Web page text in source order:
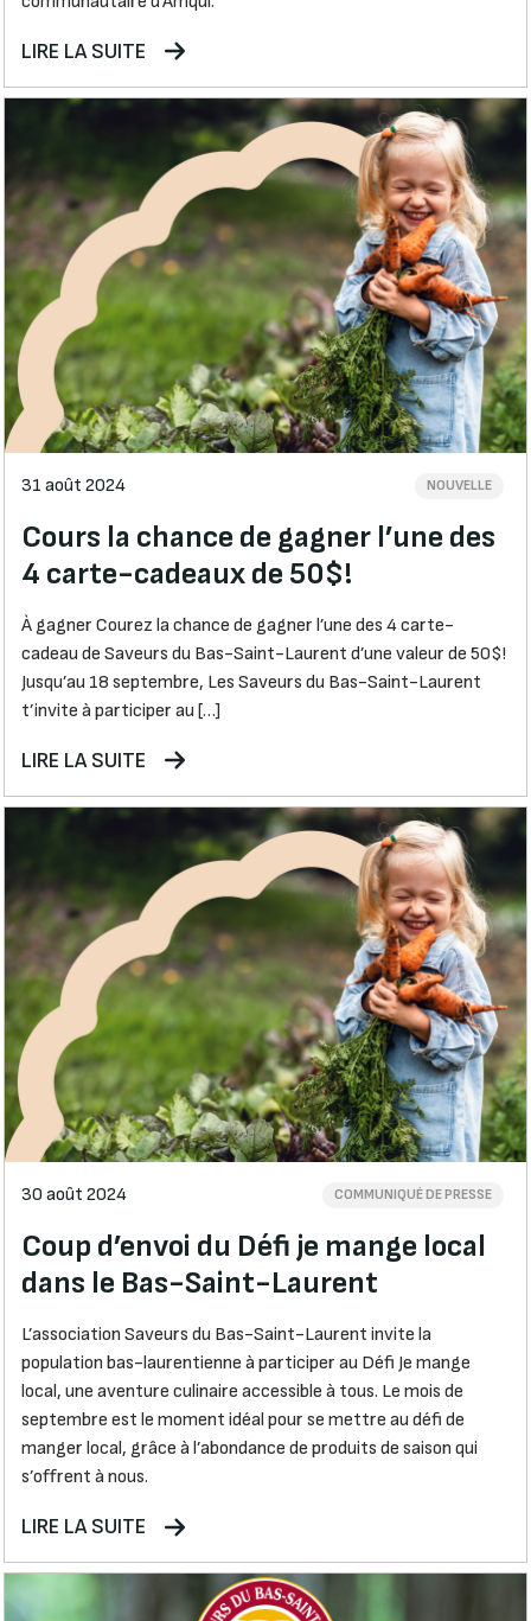
LIRE LA SUITE
31 août 2024 NOUVELLE
Cours la chance de gagner l’une des
4 carte-cadeaux de 50$!
À gagner Courez la chance de gagner l’une des 4 carte-
cadeau de Saveurs du Bas-Saint-Laurent d’une valeur de 50$!
Jusqu’au 18 septembre, Les Saveurs du Bas-Saint-Laurent
t’invite à participer au […]
LIRE LA SUITE
30 août 2024 COMMUNIQUÉ DE PRESSE
Coup d’envoi du Défi je mange local
dans le Bas-Saint-Laurent
L’association Saveurs du Bas-Saint-Laurent invite la
population bas-laurentienne à participer au Défi Je mange
local, une aventure culinaire accessible à tous. Le mois de
septembre est le moment idéal pour se mettre au défi de
manger local, grâce à l’abondance de produits de saison qui
s’offrent à nous.
LIRE LA SUITE